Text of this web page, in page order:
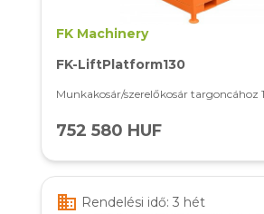
FK Machinery
FK-LiftPlatform130
Munkakosár/szerelőkosár targoncához
752 580 HUF
business Rendelési idő: 3 hét